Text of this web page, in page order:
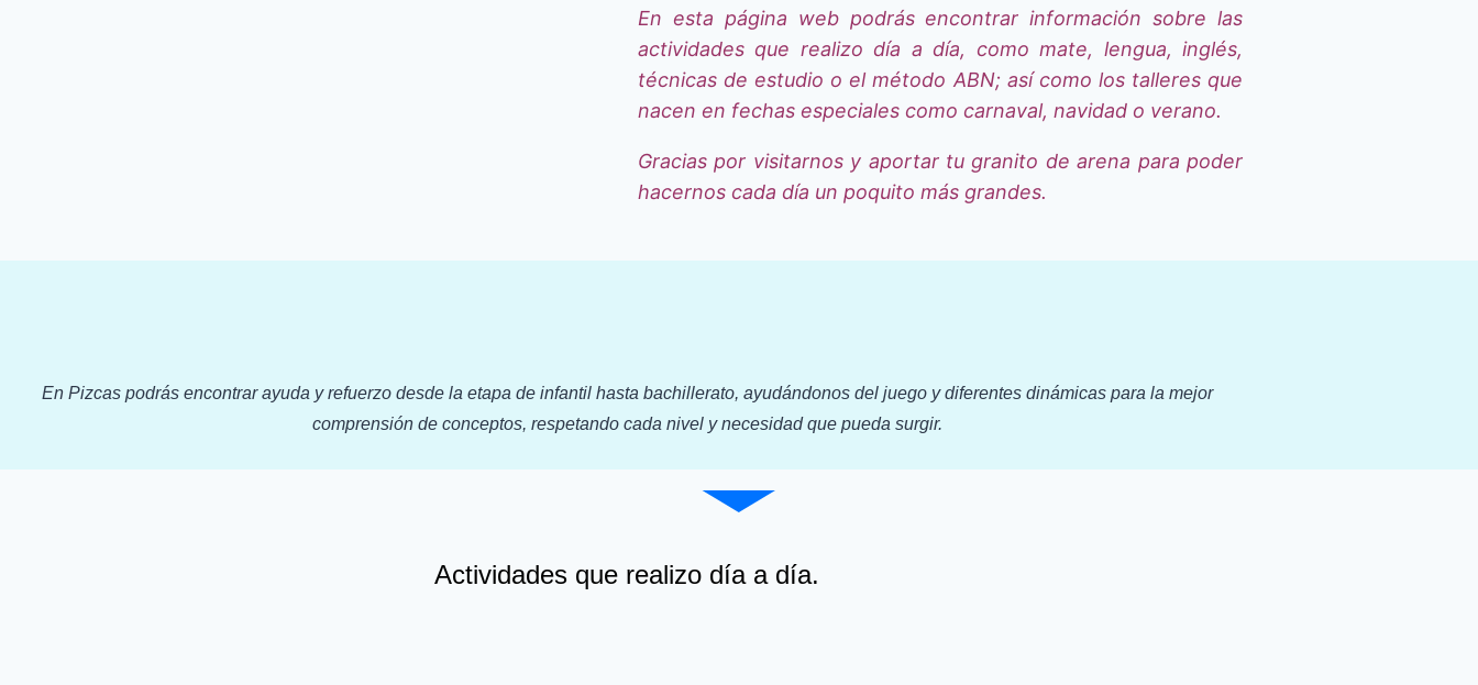
En esta página web podrás encontrar información sobre las
actividades que realizo día a día, como mate, lengua, inglés,
técnicas de estudio o el método ABN; así como los talleres que
nacen en fechas especiales como carnaval, navidad o verano.
Gracias por visitarnos y aportar tu granito de arena para poder
hacernos cada día un poquito más grandes.
En Pizcas podrás encontrar ayuda y refuerzo desde la etapa de infantil hasta bachillerato, ayudándonos del juego y diferentes dinámicas para la mejor
comprensión de conceptos, respetando cada nivel y necesidad que pueda surgir.
Actividades que realizo día a día.